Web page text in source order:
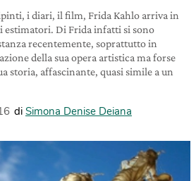
i diari, il film, Frida Kahlo arriva in
estimatori. Di Frida infatti si sono
recentemente, soprattutto in
della sua opera artistica ma forse
storia, affascinante, quasi simile a un
di Simona Denise Deiana